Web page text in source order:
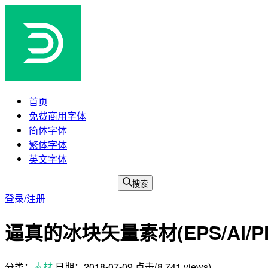
首页
免费商用字体
简体字体
繁体字体
英文字体
搜索
登录/注册
逼真的冰块矢量素材(EPS/AI/